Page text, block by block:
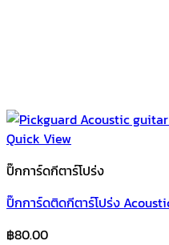
Quick View
ปิ๊กการ์ดกีตาร์โปร่ง
ปิ๊กการ์ดติดกีตาร์โปร่ง
฿80.00